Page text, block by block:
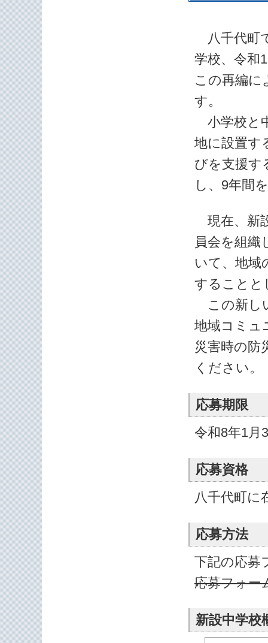
八千代町
学校、令和
この再編に
す。
小学校と
地に設置す
びを支援す
し、9年間
現在、新
員会を組織
いて、地域
することと
この新し
地域コミュ
災害時の防
ください。
応募期限
令和8年1月
応募資格
八千代町に
応募方法
下記の応募
応募フォー
新設中学校